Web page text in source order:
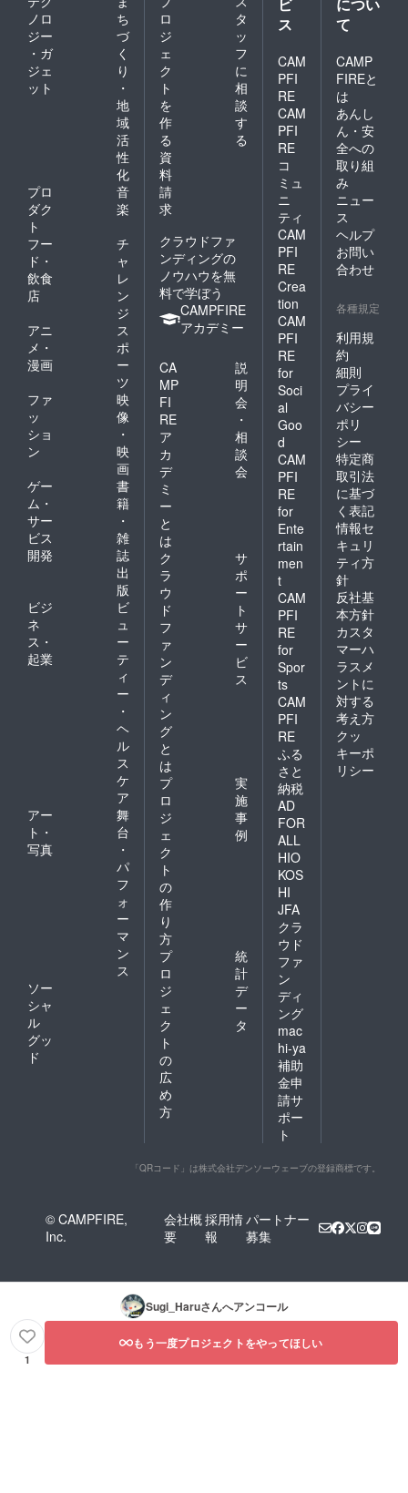
ノロ
ジー
・ガ
ジェ
ット
ち
づ
く
り
・
地
域
活
性
化
プロ
ダク
ト
音
楽
フー
ド・
飲食
店
チ
ャ
レ
ン
ジ
アニ
メ・
漫画
ス
ポ
ー
ツ
ファ
ッ
ショ
ン
映
像
・
映
画
ゲー
ム・
サー
ビス
開発
書
籍
・
雑
誌
出
版
ビジ
ネ
ス・
起業
ビ
ュ
ー
テ
ィ
ー
・
ヘ
ル
ス
ケ
ア
アー
ト・
写真
舞
台
・
パ
フ
ォ
ー
マ
ン
ス
ソー
シャ
ル
グッ
ド
ロ
ジ
ェ
ク
ト
を
作
る
タ
ッ
フ
に
相
談
す
る
資
料
請
求
クラウドファ
ンディングの
ノウハウを無
料で学ぼう
CAMPFIRE
アカデミー
CA
MP
FI
RE
ア
カ
デ
ミ
ー
と
は
説
明
会
・
相
談
会
ク
ラ
ウ
ド
フ
ァ
ン
デ
ィ
ン
グ
と
は
サ
ポ
ー
ト
サ
ー
ビ
ス
プ
ロ
ジ
ェ
ク
ト
の
作
り
方
実
施
事
例
プ
ロ
ジ
ェ
ク
ト
の
広
め
方
統
計
デ
ー
タ
ビ
ス
CAM
PFI
RE
CAM
PFI
RE
コ
ミュ
ニ
ティ
CAM
PFI
RE
Crea
tion
CAM
PFI
RE
for
Soci
al
Goo
d
CAM
PFI
RE
for
Ente
rtain
men
t
CAM
PFI
RE
for
Spor
ts
CAM
PFI
RE
ふる
さと
納税
AD
FOR
ALL
HIO
KOS
HI
JFA
クラ
ウド
ファ
ン
ディ
ング
mac
hi-ya
補助
金申
請サ
ポー
ト
につい
て
CAMP
FIREと
は
あんし
ん・安
全への
取り組
み
ニュー
ス
ヘルプ
お問い
合わせ
各種規定
利用規
約
細則
プライ
バシー
ポリ
シー
特定商
取引法
に基づ
く表記
情報セ
キュリ
ティ方
針
反社基
本方針
カスタ
マーハ
ラスメ
ントに
対する
考え方
クッ
キーポ
リシー
「QRコード」は株式会社デンソーウェーブの登録商標です。
© CAMPFIRE,
Inc.
会社概
要
採用情
報
パートナー
募集
Sugi_Haruさんへアンコール
1
もう一度プロジェクトをやってほしい